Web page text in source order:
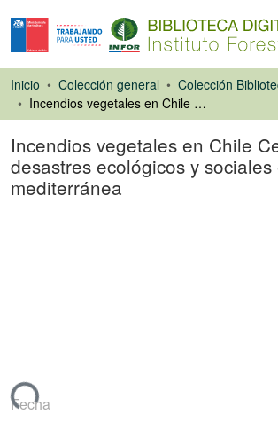
Inicio Colección general
Colección
Incendios vegetales en Chile Central: desastres ecológicos y sociales en la zona mediterránea
Incendios vegetales en Chile
desastres ecológicos y
mediterránea
Fecha